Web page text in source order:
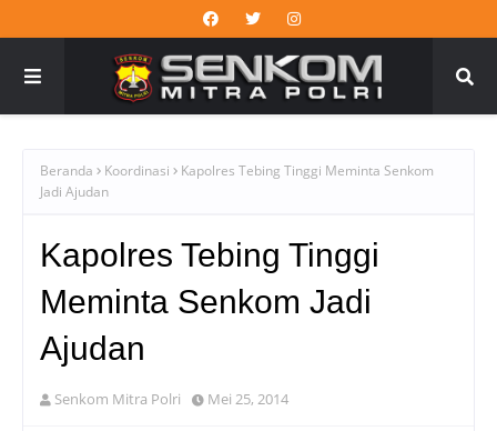
Beranda Koordinasi
Kapolres Tebing Tinggi Meminta Senkom
Jadi Ajudan
Kapolres Tebing Tinggi
Meminta Senkom Jadi
Ajudan
Senkom Mitra Polri Mei 25, 2014